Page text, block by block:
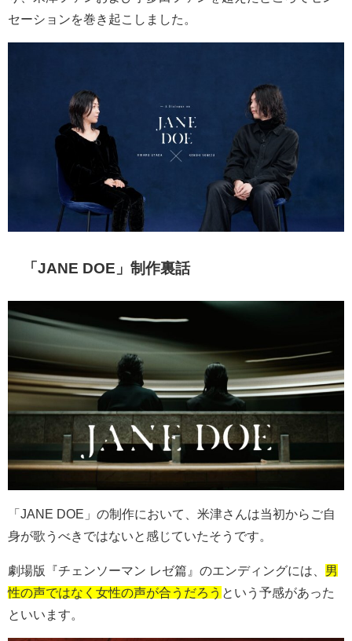
セーションを巻き起こしました。
「JANE DOE 」制作裏話
「 JANE DOE 」の制作において、米津さんは当初からご自
身が歌うべきではないと感じていたそうです。
劇場版『チェンソーマン レゼ篇』のエンディングには、 男
性の声ではなく女性の声が合うだろう という予感があった
といいます。